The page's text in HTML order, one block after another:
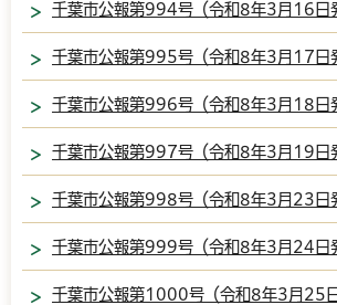
千葉市公報第994号（令和8年3月16日
千葉市公報第995号（令和8年3月17日
千葉市公報第996号（令和8年3月18日
千葉市公報第997号（令和8年3月19日
千葉市公報第998号（令和8年3月23日
千葉市公報第999号（令和8年3月24日
千葉市公報第1000号（令和8年3月25日